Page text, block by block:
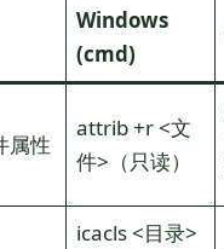
Windows
(cmd)
属性
attrib +r <文
件>（只读）
icacls <目录>